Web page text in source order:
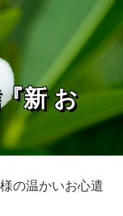
新 お
の温かいお心遣